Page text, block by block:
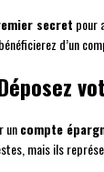
secret pour
d’un
uncompte
mais ils